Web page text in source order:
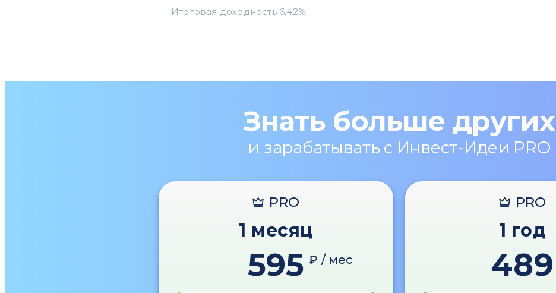
Знать больше других
и зарабатывать с Инвест-Идеи PRO
PRO
1 месяц
595 ₽ / мес
PRO
1 год
489